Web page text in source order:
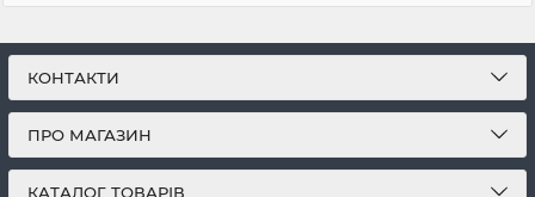
КОНТАКТИ
ПРО МАГАЗИН
КАТАЛОГ ТОВАРІВ